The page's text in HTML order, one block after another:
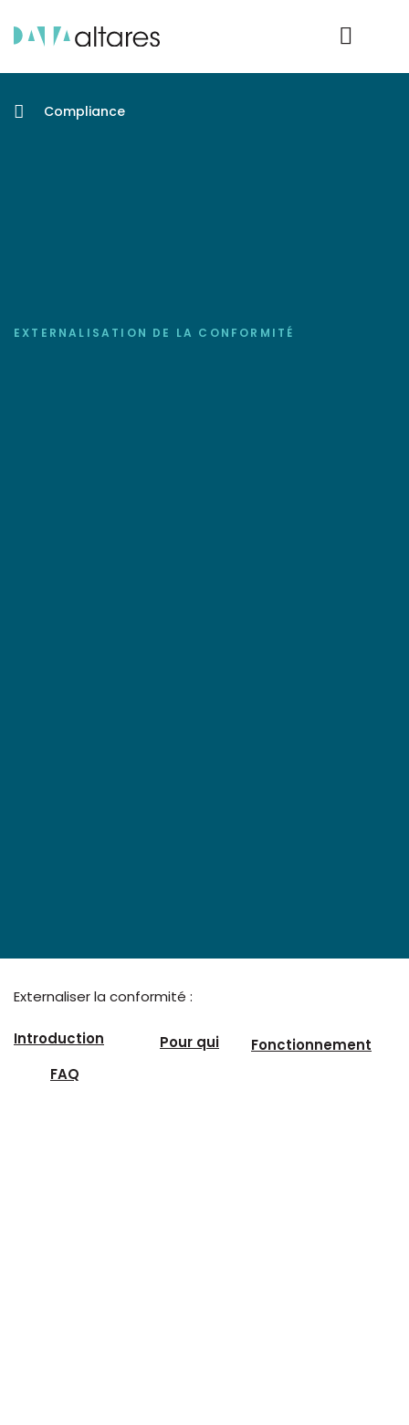
Compliance
EXTERNALISATION DE LA CONFORMITÉ
Externaliser la conformité :
Introduction Pour qui
Fonctionnement
FAQ